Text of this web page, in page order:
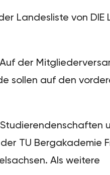
Landesliste von DIE
der
sollen auf den
TU Bergakademie
Als weitere